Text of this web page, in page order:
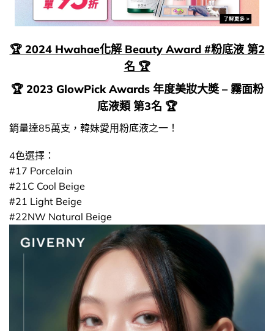
🏆 2024 Hwahae化解 Beauty Award #粉底液 第2
名 🏆
🏆 2023 GlowPick Awards 年度美妝大奬 – 霧面粉
底液類 第3名 🏆
銷量達85萬支，韓妹愛用粉底液之一！
4色選擇：
#17 Porcelain
#21C Cool Beige
#21 Light Beige
#22NW Natural Beige